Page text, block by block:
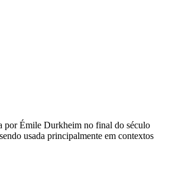
por Émile Durkheim no final do século
usada principalmente em contextos